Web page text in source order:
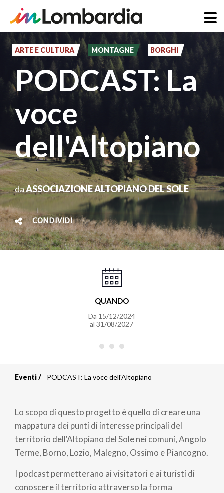
Salta
contenuto
principale
ARTE E CULTURA MONTAGNE BORGHI
PODCAST: La
voce
dell'Altopiano
daASSOCIAZIONE ALTOPIANO DEL SOLE
CONDIVIDI
QUANDO
Da 15/12/2024
al 31/08/2027
di
pane
Eventi PODCAST: La voce dell'Altopiano
Lo scopo di questo progetto è quello di creare una
mappatura dei punti di interesse principali del
territorio dell'Altopiano del Sole nei comuni, Angolo
Terme, Borno, Lozio, Malegno, Ossimo e Piancogno.
I podcast permetterano ai visitatori e ai turisti di
conoscere il territorio attraverso la forma